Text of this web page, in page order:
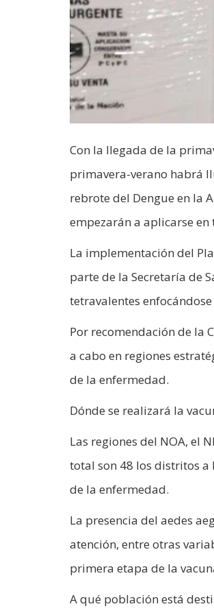
Con la llegada de la
primavera-verano habrá
rebrote del Dengue en la
empezarán a aplicarse en
La implementación del
parte de la Secretaría de
tetravalentes
Por recomendación de la
a cabo en regiones
de la enfermedad.
Dónde se realizará la
Las regiones del NOA, el
total son 48 los distritos
de la enfermedad.
La presencia del aedes
atención, entre otras
primera etapa de la
A qué población está